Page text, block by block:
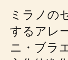
ミラノの
するアレ
ニ・ブラ